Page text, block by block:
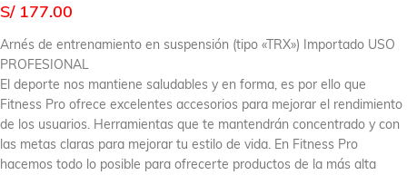
S/177.00
Arnés de entrenamiento en suspensión (tipo «TRX») Importado USO
PROFESIONAL
El deporte nos mantiene saludables y en forma, es por ello que
Fitness Pro ofrece excelentes accesorios para mejorar el rendimiento
de los usuarios. Herramientas que te mantendrán concentrado y con
las metas claras para mejorar tu estilo de vida. En Fitness Pro
hacemos todo lo posible para ofrecerte productos de la más alta